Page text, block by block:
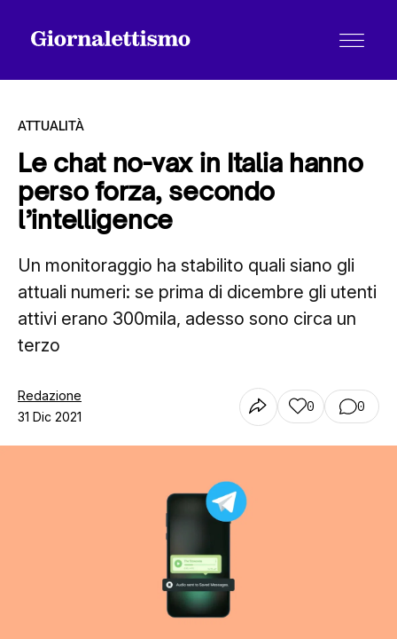
Tutti gli articoli
Chi siamo
Contatti
ATTUALITÀ
Le chat no-vax in Italia hanno
perso forza, secondo
l’intelligence
Un monitoraggio ha stabilito quali siano gli
attuali numeri: se prima di dicembre gli utenti
attivi erano 300mila, adesso sono circa un
terzo
Redazione
31 Dic 2021
0 0